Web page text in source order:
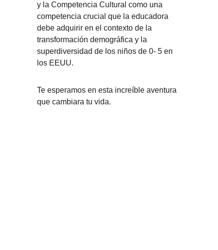
y la Competencia Cultural como una
competencia crucial que la educadora
debe adquirir en el contexto de la
transformación demográfica y la
superdiversidad de los niños de 0- 5 en
los EEUU.
Te esperamos en esta increíble aventura
que cambiara tu vida.